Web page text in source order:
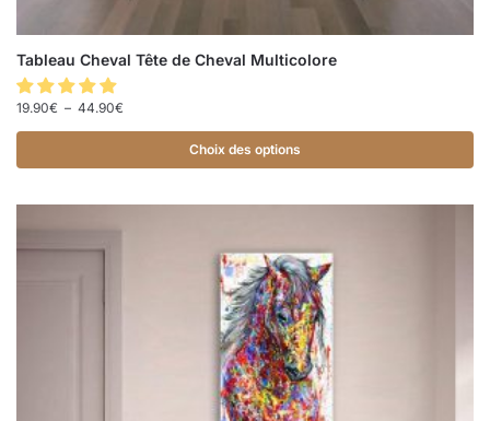
Tableau Cheval Tête de Cheval Multicolore
19.90€ – 44.90€
Choix des options